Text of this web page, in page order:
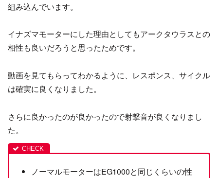
組み込んでいます。
イナズマモーターにした理由としてもアークタウラスとの
相性も良いだろうと思ったためです。
動画を見てもらってわかるように、レスポンス、サイクル
は確実に良くなりました。
さらに良かったのが良かったので射撃音が良くなりまし
た。
ノーマルモーターはEG1000と同じくらいの性